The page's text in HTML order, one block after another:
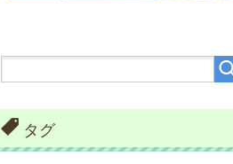
タグ